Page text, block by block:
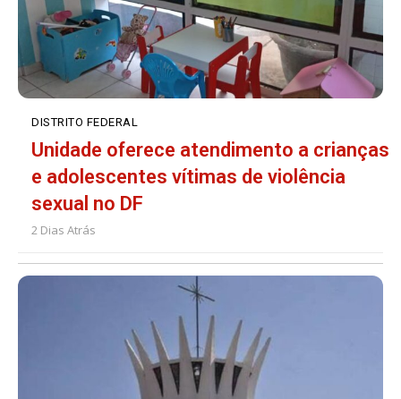
DISTRITO FEDERAL
Unidade oferece atendimento a crianças
e adolescentes vítimas de violência
sexual no DF
2 Dias Atrás